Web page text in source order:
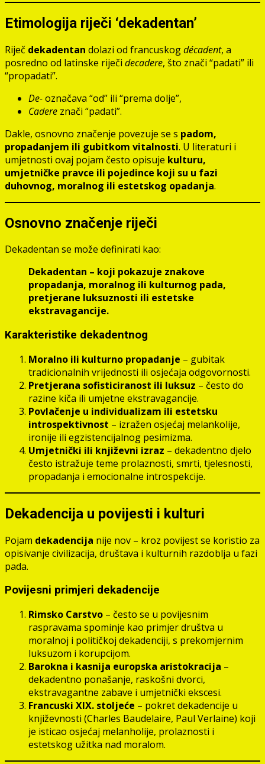
Etimologija riječi ‘dekadentan’
Riječ dekadentan dolazi od francuskogdécadent, a
posredno od latinske riječi decadere, što znači “padati” ili
“propadati”.
De-označava “od” ili “prema dolje”,
Cadere znači “padati”.
Dakle, osnovno značenje povezuje se s padom,
propadanjem ili gubitkom vitalnosti. U literaturi i
umjetnosti ovaj pojam često opisuje kulturu,
umjetničke pravce ili pojedince koji su u fazi
duhovnog, moralnog ili estetskog opadanja.
Osnovno značenje riječi
Dekadentan se može definirati kao:
Dekadentan – koji pokazuje znakove
propadanja, moralnog ili kulturnog pada,
pretjerane luksuznosti ili estetske
ekstravagancije.
Karakteristike dekadentnog
Moralno ili kulturno propadanje – gubitak
tradicionalnih vrijednosti ili osjećaja odgovornosti.
Pretjerana sofisticiranost ili luksuz – često do
razine kiča ili umjetne ekstravagancije.
Povlačenje u individualizam ili estetsku
introspektivnost – izražen osjećaj melankolije,
ironije ili egzistencijalnog pesimizma.
Umjetnički ili književni izraz – dekadentno djelo
često istražuje teme prolaznosti, smrti, tjelesnosti,
propadanja i emocionalne introspekcije.
Dekadencija u povijesti i kulturi
Pojam dekadencija nije nov – kroz povijest se koristio za
opisivanje civilizacija, društava i kulturnih razdoblja u fazi
pada.
Povijesni primjeri dekadencije
Rimsko Carstvo – često se u povijesnim
raspravama spominje kao primjer društva u
moralnoj i političkoj dekadenciji, s prekomjernim
luksuzom i korupcijom.
Barokna i kasnija europska aristokracija –
dekadentno ponašanje, raskošni dvorci,
ekstravagantne zabave i umjetnički ekscesi.
Francuski XIX. stoljeće – pokret dekadencije u
književnosti (Charles Baudelaire, Paul Verlaine) koji
je isticao osjećaj melanholije, prolaznosti i
estetskog užitka nad moralom.